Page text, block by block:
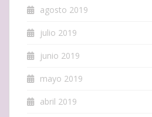
agosto 2019
julio 2019
junio 2019
mayo 2019
abril 2019